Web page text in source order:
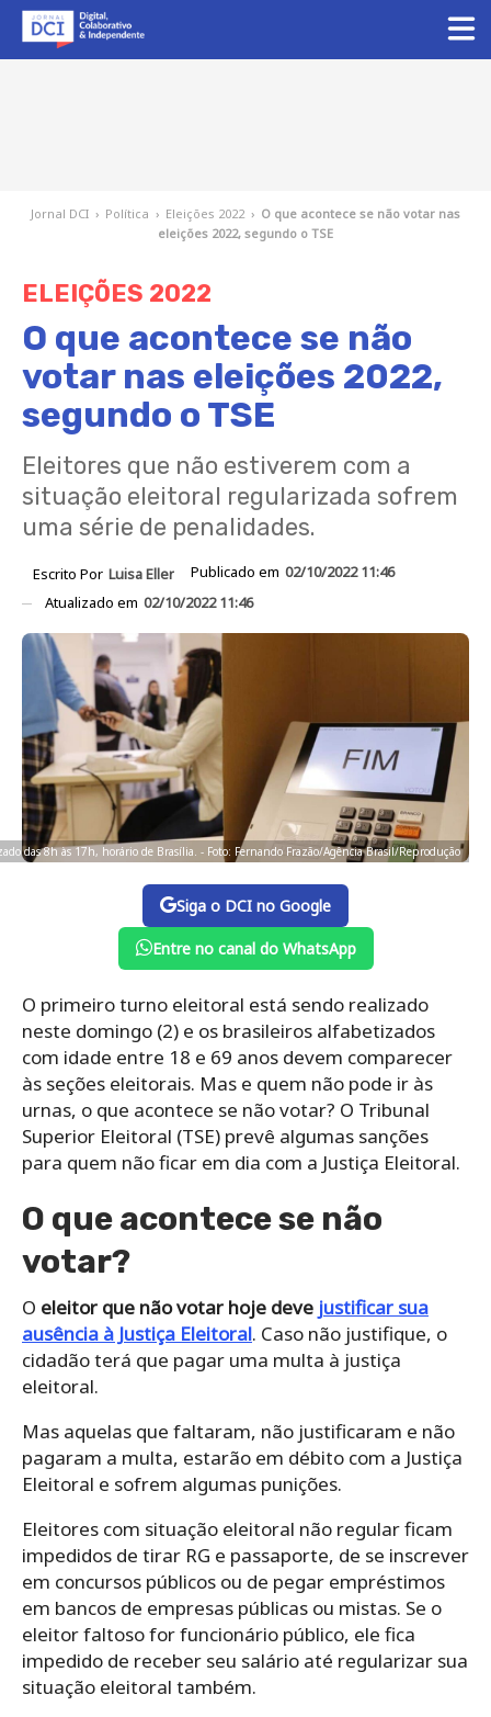
Jornal DCI › Política › Eleições 2022 › O que acontece se não votar nas
eleições 2022, segundo o TSE
ELEIÇÕES 2022
O que acontece se não
votar nas eleições 2022,
segundo o TSE
Eleitores que não estiverem com a
situação eleitoral regularizada sofrem
uma série de penalidades.
Escrito Por Luisa Eller Publicado em 02/10/2022 11:46
Atualizado em 02/10/2022 11:46
das 8h às 17h, horário de Brasília. - Foto: Fernando Frazão/Agência Brasil/Reprodução
Siga o DCI no Google
Entre no canal do WhatsApp
O primeiro turno eleitoral está sendo realizado
neste domingo (2) e os brasileiros alfabetizados
com idade entre 18 e 69 anos devem comparecer
às seções eleitorais. Mas e quem não pode ir às
urnas, o que acontece se não votar? O Tribunal
Superior Eleitoral (TSE) prevê algumas sanções
para quem não ficar em dia com a Justiça Eleitoral.
O que acontece se não
votar?
O eleitor que não votar hoje deve justificar sua
ausência à Justiça Eleitoral. Caso não justifique, o
cidadão terá que pagar uma multa à justiça
eleitoral.
Mas aquelas que faltaram, não justificaram e não
pagaram a multa, estarão em débito com a Justiça
Eleitoral e sofrem algumas punições.
Eleitores com situação eleitoral não regular ficam
impedidos de tirar RG e passaporte, de se inscrever
em concursos públicos ou de pegar empréstimos
em bancos de empresas públicas ou mistas. Se o
eleitor faltoso for funcionário público, ele fica
impedido de receber seu salário até regularizar sua
situação eleitoral também.